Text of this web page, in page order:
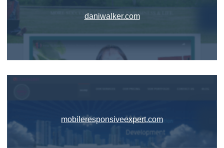
daniwalker.com
mobileresponsiveexpert.com